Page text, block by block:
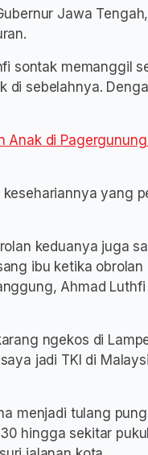
Jawa
sontak memanggil
di sebelahnya.
Anak di
yang
keduanya juga
ibu ketika
Ahmad
ngekos di
jadi TKI di
menjadi tulang
hingga sekitar